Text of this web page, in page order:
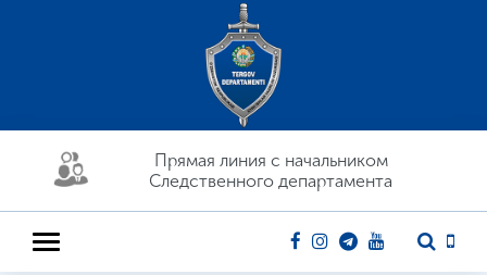
Прямая линия c начальником
Следственного департамента